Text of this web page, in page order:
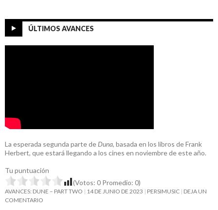
ÚLTIMOS AVANCES
La esperada segunda parte de Duna, basada en los libros de Frank
Herbert, que estará llegando a los cines en noviembre de este año.
Tu puntuación
(Votos: 0 Promedio: 0)
AVANCES: DUNE – PART TWO 14 DE JUNIO DE 2023 PERSIMUSIC DEJA UN
COMENTARIO